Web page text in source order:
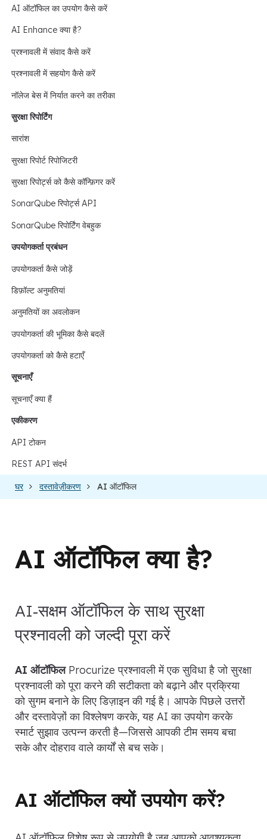
AI ऑटॉफिल का उपयोग कैसे करें
AI Enhance क्या है?
प्रश्नावली में संवाद कैसे करें
प्रश्नावली में सहयोग कैसे करें
नॉलेज बेस में निर्यात करने का तरीका
सुरक्षा रिपोर्टिंग
सारांश
सुरक्षा रिपोर्ट रिपोजिटरी
सुरक्षा रिपोर्ट्स को कैसे कॉन्फ़िगर करें
SonarQube रिपोर्ट्स API
SonarQube रिपोर्टिंग वेबहुक
उपयोगकर्ता प्रबंधन
उपयोगकर्ता कैसे जोड़ें
डिफ़ॉल्ट अनुमतियां
अनुमतियों का अवलोकन
उपयोगकर्ता की भूमिका कैसे बदलें
उपयोगकर्ता को कैसे हटाएँ
सूचनाएँ
सूचनाएँ क्या हैं
एकीकरण
API टोकन
REST API संदर्भ
घर दस्तावेज़ीकरण AI ऑटॉफिल
AI ऑटॉफिल क्या है?
AI‑सक्षम ऑटॉफिल के साथ सुरक्षा
प्रश्नावली को जल्दी पूरा करें
AI ऑटॉफिलProcurize प्रश्नावली में एक सुविधा है जो सुरक्षा
प्रश्नावली को पूरा करने की सटीकता को बढ़ाने और प्रक्रिया
को सुगम बनाने के लिए डिज़ाइन की गई है। आपके पिछले उत्तरों
और दस्तावेज़ों का विश्लेषण करके, यह AI का उपयोग करके
स्मार्ट सुझाव उत्पन्न करती है—जिससे आपकी टीम समय बचा
सके और दोहराव वाले कार्यों से बच सके।
AI ऑटॉफिल क्यों उपयोग करें?